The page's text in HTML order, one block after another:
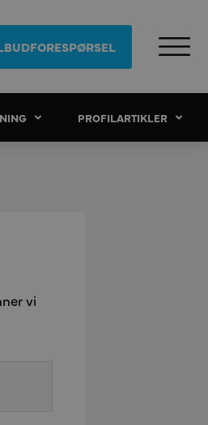
PROFILARTIKLER
vi